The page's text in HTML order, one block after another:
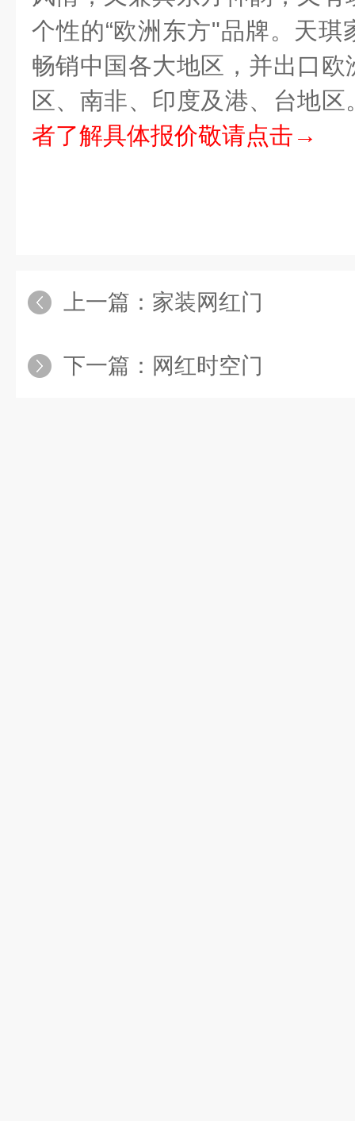
个性的“欧洲东方"品牌。天琪
畅销中国各大地区，并出口
区、南非、印度及港、台地区
者了解具体报价敬请点击→
上一篇： 家装网红门
下一篇： 网红时空门